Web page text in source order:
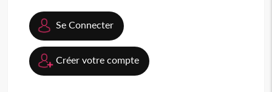
Se Connecter
Créer votre compte